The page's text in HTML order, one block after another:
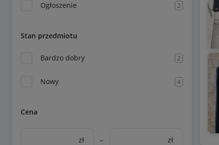
Ogłoszenie 2
Stan przedmiotu
Bardzo dobry 2
Nowy 4
Cena
zł – zł